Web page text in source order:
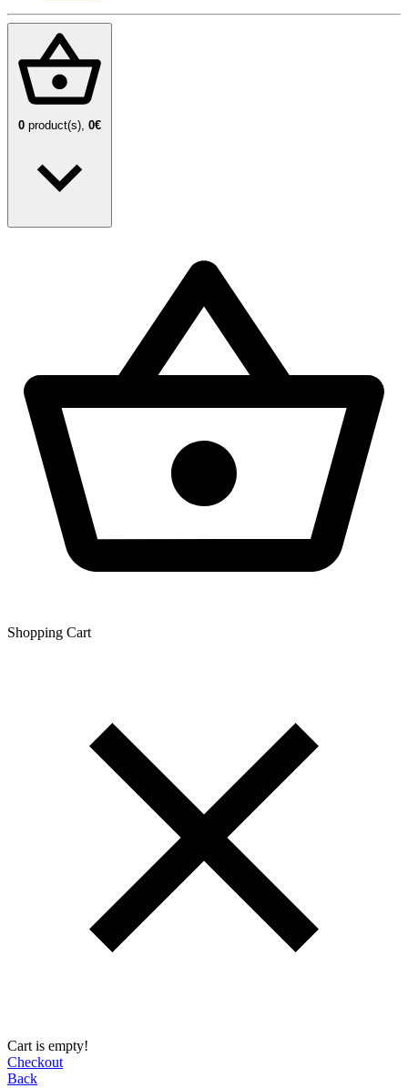
0 product(s), 0€
Shopping Сart
Cart is empty!
Checkout
Back